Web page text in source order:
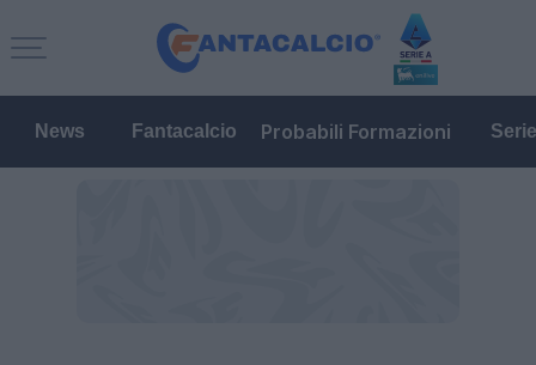
News Fantacalcio Probabili Formazioni